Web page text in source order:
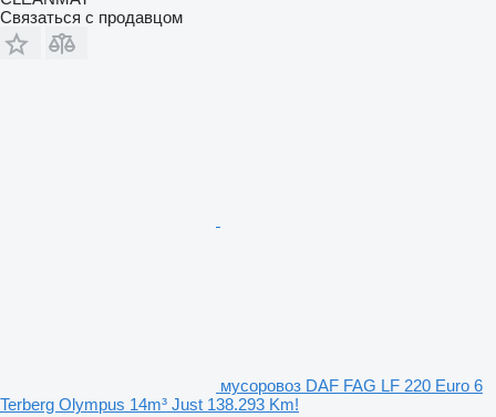
Связаться с продавцом
мусоровоз DAF FAG LF 220 Euro 6
Terberg Olympus 14m³ Just 138.293 Km!